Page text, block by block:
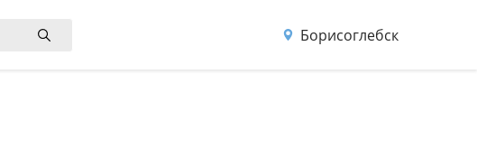
Борисоглебск